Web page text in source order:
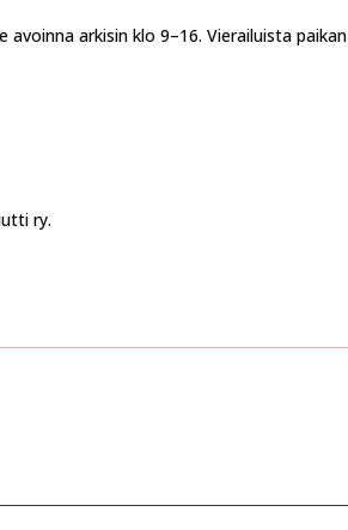
arkisin klo 9–16. Vierailuista paikan
ry.